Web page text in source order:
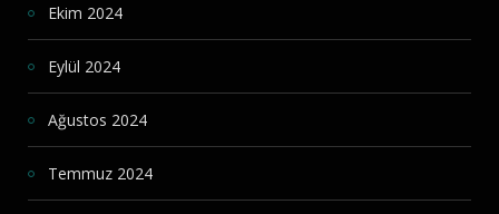
Ekim 2024
Eylül 2024
Ağustos 2024
Temmuz 2024